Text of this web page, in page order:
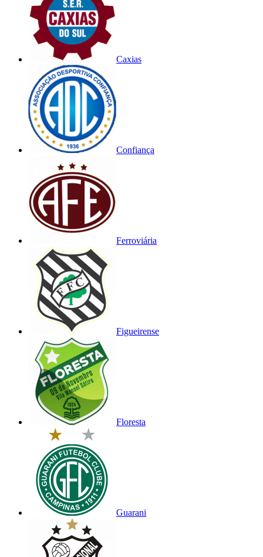
Caxias
Confiança
Ferroviária
Figueirense
Floresta
Guarani